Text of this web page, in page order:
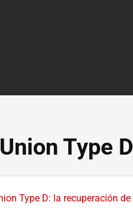
Type D